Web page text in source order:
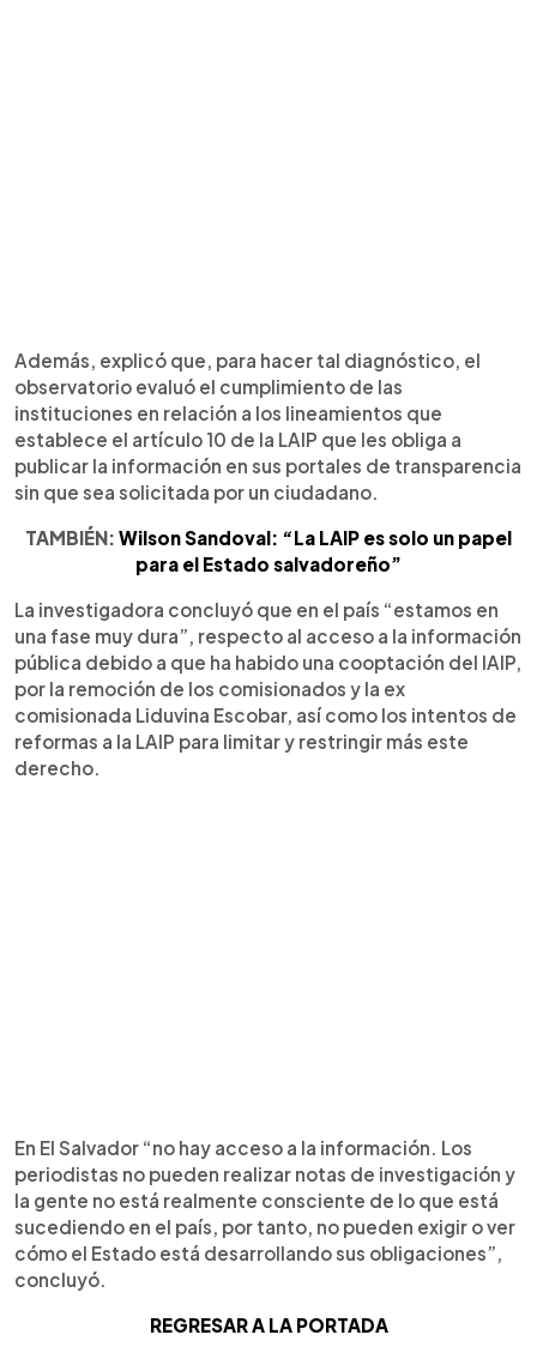
Además, explicó que, para hacer tal diagnóstico, el
observatorio evaluó el cumplimiento de las
instituciones en relación a los lineamientos que
establece el artículo 10 de la LAIP que les obliga a
publicar la información en sus portales de transparencia
sin que sea solicitada por un ciudadano.
TAMBIÉN: Wilson Sandoval: “La LAIP es solo un papel
para el Estado salvadoreño”
La investigadora concluyó que en el país “estamos en
una fase muy dura”, respecto al acceso a la información
pública debido a que ha habido una cooptación del IAIP,
por la remoción de los comisionados y la ex
comisionada Liduvina Escobar, así como los intentos de
reformas a la LAIP para limitar y restringir más este
derecho.
En El Salvador “no hay acceso a la información. Los
periodistas no pueden realizar notas de investigación y
la gente no está realmente consciente de lo que está
sucediendo en el país, por tanto, no pueden exigir o ver
cómo el Estado está desarrollando sus obligaciones”,
concluyó.
REGRESAR A LA PORTADA